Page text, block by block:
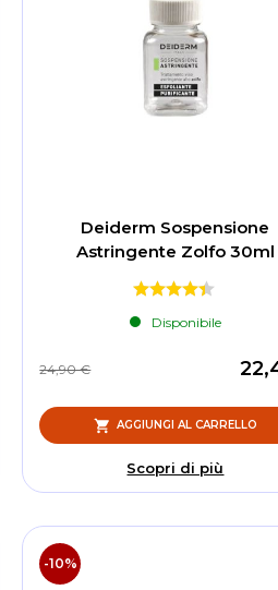
Deiderm Sospensione
Astringente Zolfo 30ml
Disponibile
24,90 €
AGGIUNGI AL CARRELLO
Scopri di più
-10%